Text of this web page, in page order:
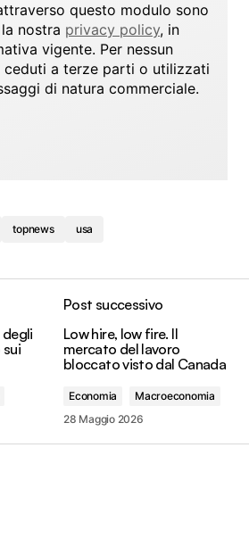
questo modulo sono
nostra privacy policy, in
vigente. Per nessun
ceduti a terze parti o utilizzati
di natura commerciale.
topnews usa
sui
Post successivo
Low hire, low fire. Il
mercato del lavoro
bloccato visto dal Canada
Economia
Macroeconomia
28 Maggio 2026